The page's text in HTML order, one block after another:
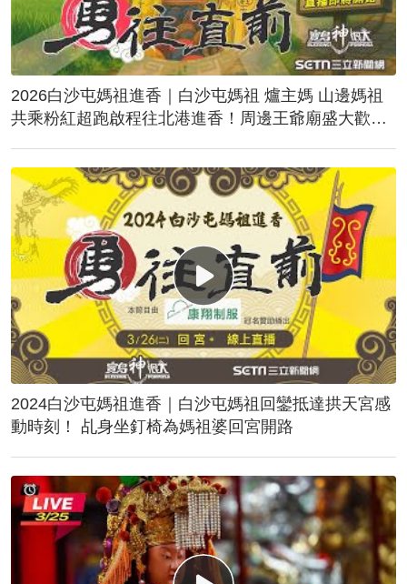
2026白沙屯媽祖進香｜白沙屯媽祖 爐主媽 山邊媽祖
共乘粉紅超跑啟程往北港進香！周邊王爺廟盛大歡
2024白沙屯媽祖進香｜白沙屯媽祖回鑾抵達拱天宮感
動時刻！ 乩身坐釘椅為媽祖婆回宮開路